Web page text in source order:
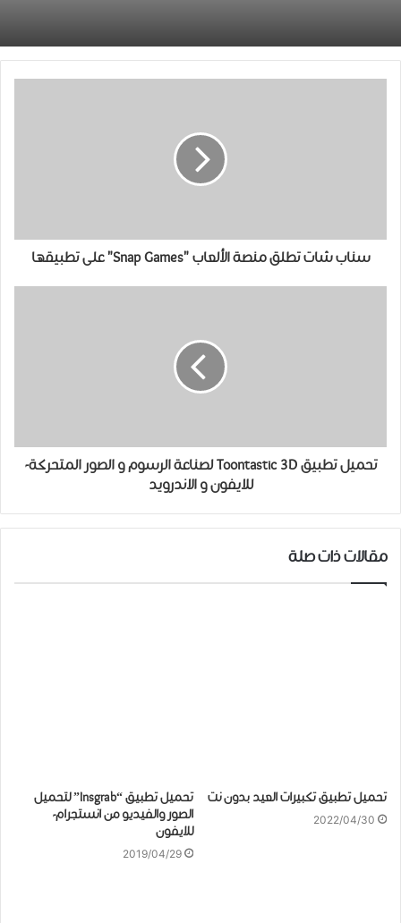
سناب شات تطلق منصة الألعاب "Snap Games" على تطبيقها
تحميل ﺗﻄﺒﻴﻖ Toontastic 3D لصناعة الرسوم و الصور المتحركة-
للايفون و الاندرويد
مقالات ذات صلة
تحميل تطبيق تكبيرات العيد بدون نت
2022/04/30
تحميل تطبيق “Insgrab” لتحميل
الصور والفيديو من انستجرام-
للايفون
2019/04/29